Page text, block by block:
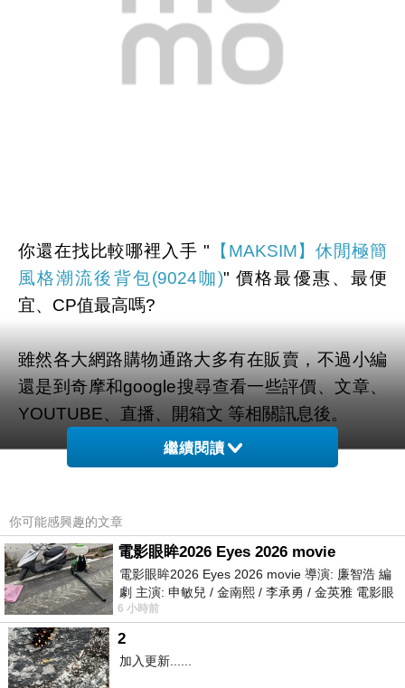
你還在找比較哪裡入手 " 【MAKSIM】休閒極簡
風格潮流後背包(9024咖)" 價格最優惠、最便
宜、CP值最高嗎?
雖然各大網路購物通路大多有在販賣，不過小編
還是到奇摩和google搜尋查看一些評價、文章、
YOUTUBE、直播、開箱文 等相關訊息後。
幫您整理出來在momo購物網最划算啦。
有需要的網友們可以點擊下面按鈕即可獲得最新
的優惠折扣喔！
=>點此取得優惠<=
繼續閱讀
你可能感興趣的文章
電影眼眸2026 Eyes 2026 movie
電影眼眸2026 Eyes 2026 movie 導演: 廉智浩 編
劇 主演: 申敏兒 / 金南熙 / 李承勇 / 金英雅 電影眼
眸2026描述攝影師徐珍因遺
6 小時前
2
加入更新......